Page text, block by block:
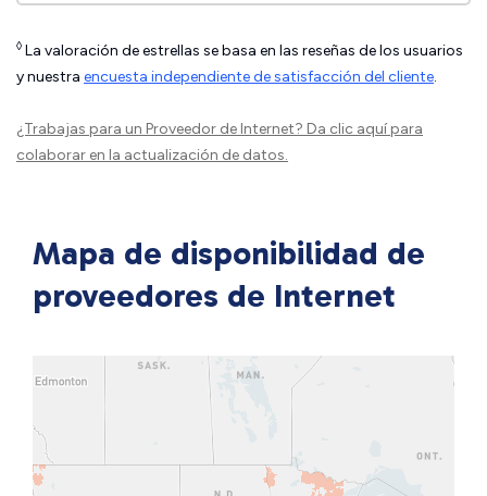
◊ La valoración de estrellas se basa en las reseñas de los usuarios
y nuestra encuesta independiente de satisfacción del cliente.
¿Trabajas para un Proveedor de Internet? Da clic aquípara
colaborar en la actualización de datos.
Mapa de disponibilidad de
proveedores de Internet